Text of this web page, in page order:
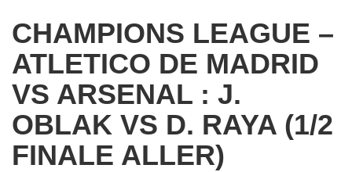
CHAMPIONS LEAGUE –
ATLETICO DE MADRID
VS ARSENAL : J.
OBLAK VS D. RAYA (1/2
FINALE ALLER)